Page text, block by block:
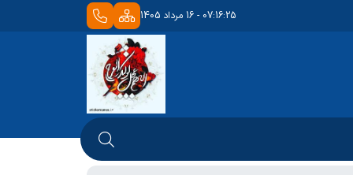
07:16:25 - 16 مرداد 1405